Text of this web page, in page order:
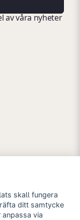
av våra nyheter
skall fungera
ditt samtycke
via